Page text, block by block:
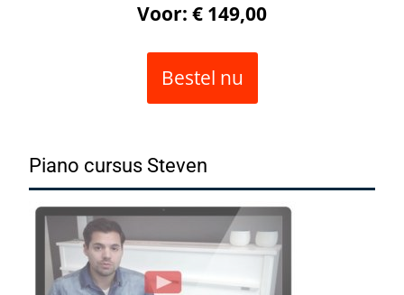
Voor: € 149,00
Bestel nu
Piano cursus Steven